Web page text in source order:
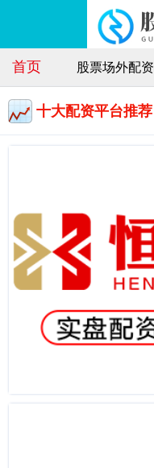
首页 股票场外配资
十大配资平台推荐